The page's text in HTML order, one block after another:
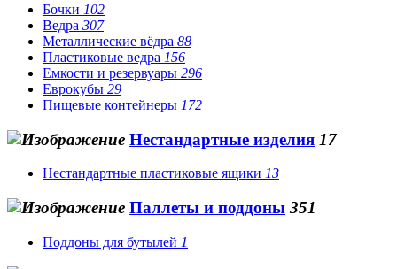
Бочки 102
Ведра 307
Металлические вёдра 88
Пластиковые ведра 156
Емкости и резервуары 296
Еврокубы 29
Пищевые контейнеры 172
Нестандартные изделия 17
Нестандартные пластиковые ящики 13
Паллеты и поддоны 351
Поддоны для бутылей 1